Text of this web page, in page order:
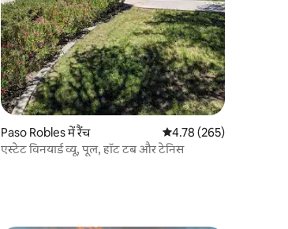
Paso Robles में रैंच औसत रेटिंग 5 में से 4.78,
4.78 (265)
एस्टेट विनयार्ड व्यू, पूल, हॉट टब और टेनिस